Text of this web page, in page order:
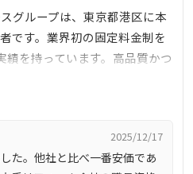
グループは、東京都港区に本
です。業界初の固定料金制を
績を持っています。高品質かつ
イタリア大使館からの依頼を
雨どい工事、金属サイディン
消臭など多岐にわたります。
2025/12/17
た。他社と比べ一番安価であ